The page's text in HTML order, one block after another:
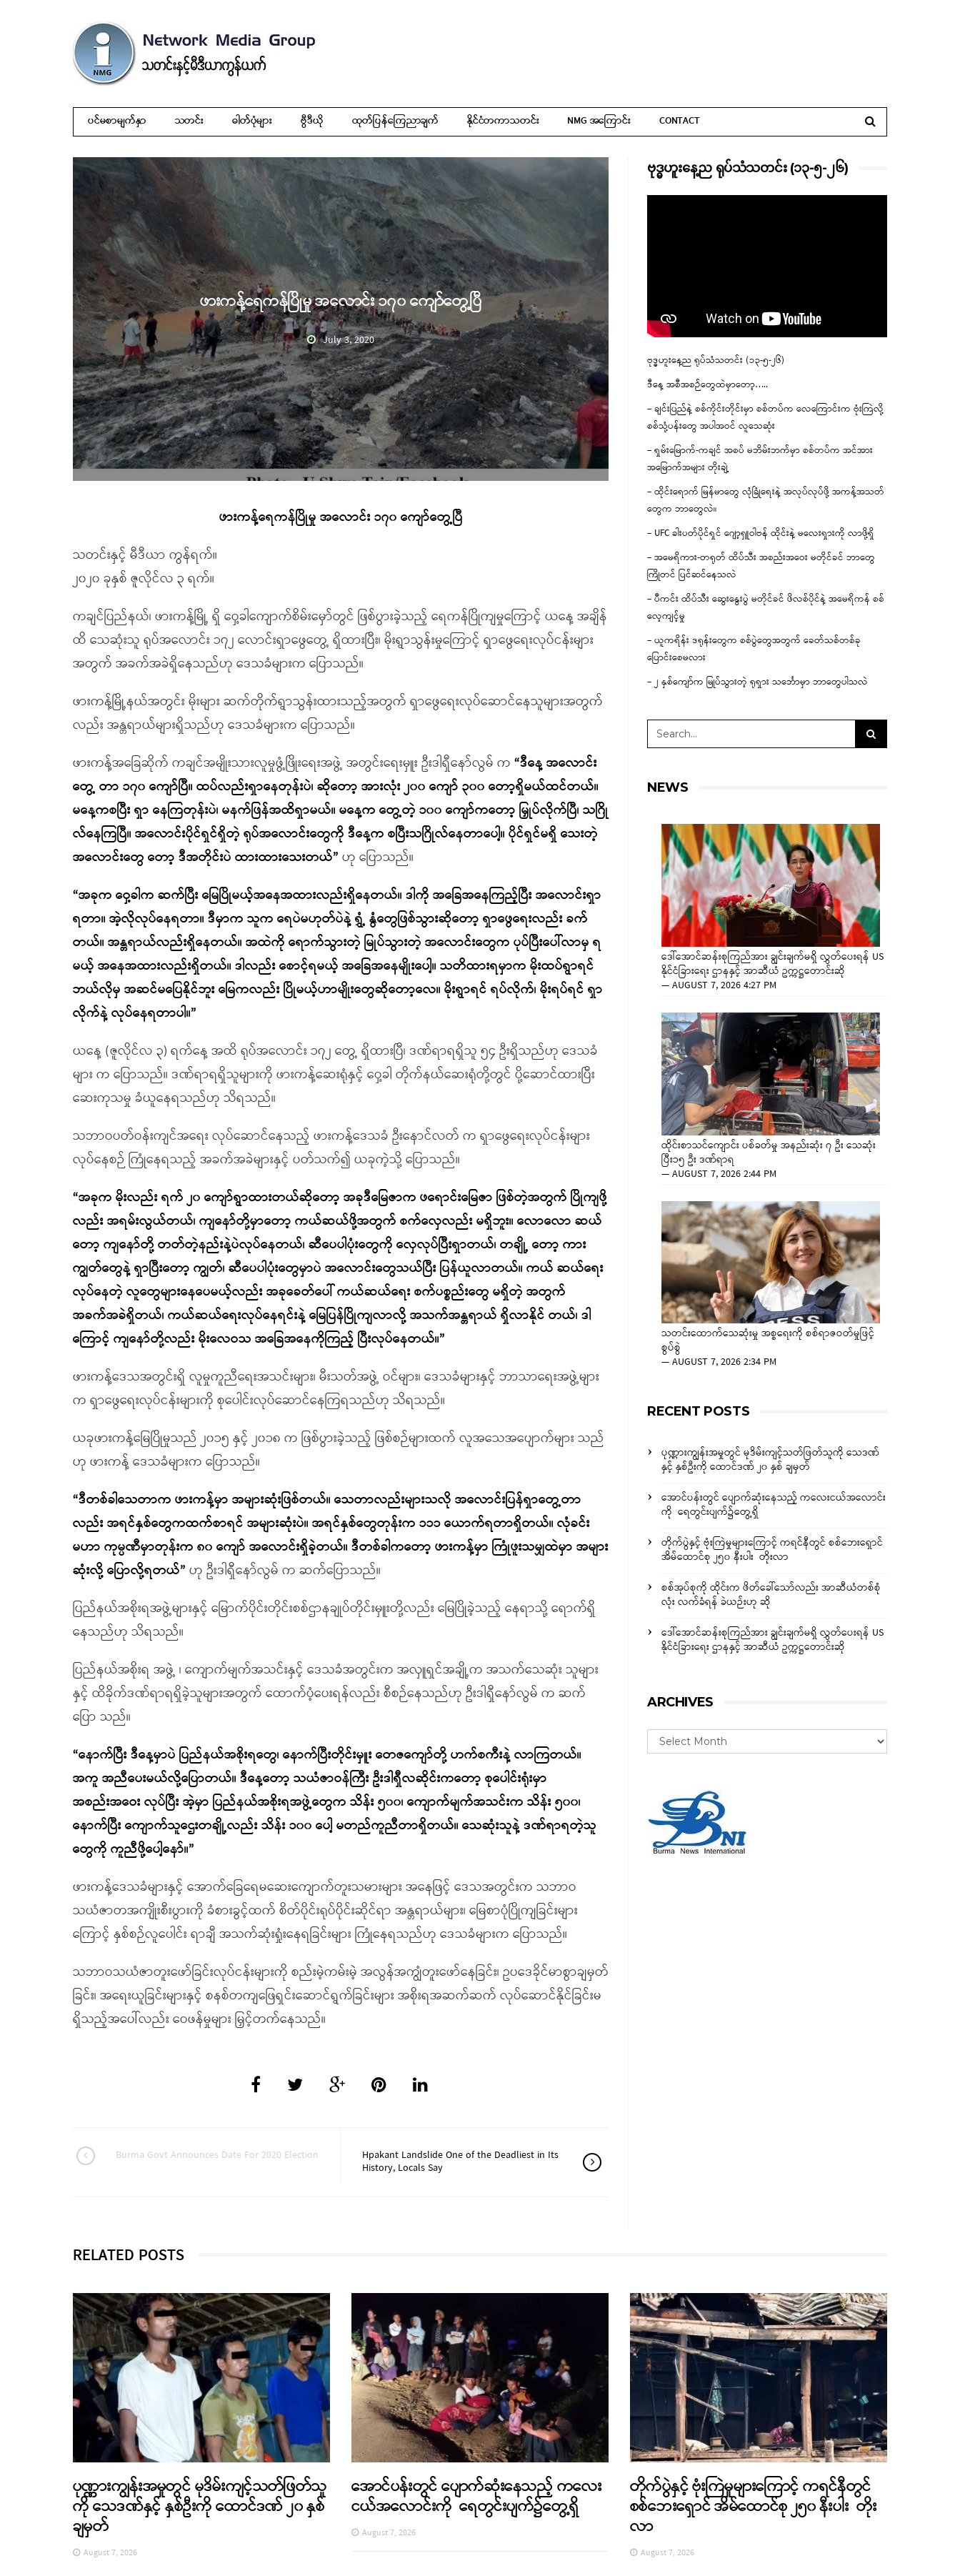
ပင်မစာမျက်နှာ သတင်း ဓါတ်ပုံများ ဗွီဒီယို ထုတ်ပြန်ကြေညာချက် နိုင်ငံတကာသတင်း NMG အကြောင်း CONTACT
ဖားကန့်ရေကန်ပြိုမှု အလောင်း ၁၇၀ ကျော်တွေ့ပြီ
July 3, 2020
ဖားကန့်ရေကန်ပြိုမှု အလောင်း ၁၇၀ ကျော်တွေ့ပြီ
သတင်းနှင့် မီဒီယာ ကွန်ရက်။
၂၀၂၀ ခုနှစ် ဇူလိုင်လ ၃ ရက်။
ကချင်ပြည်နယ်၊ ဖားကန့်မြို့ ရှိ ဝှေ့ခါကျောက်စိမ်းမှော်တွင် ဖြစ်ပွားခဲ့သည့် ရေကန်ပြိုကျမှုကြောင့် ယနေ့ အချိန်
ထိ သေဆုံးသူ ရုပ်အလောင်း ၁၇၂ လောင်းရှာဖွေတွေ့ ရှိထားပြီး၊ မိုးရွာသွန်းမှုကြောင့် ရှာဖွေရေးလုပ်ငန်းများ
အတွက် အခက်အခဲရှိနေသည်ဟု ဒေသခံများက ပြောသည်။
ဖားကန့်မြို့နယ်အတွင်း မိုးများ ဆက်တိုက်ရွာသွန်းထားသည့်အတွက် ရှာဖွေရေးလုပ်ဆောင်နေသူများအတွက်
လည်း အန္တရာယ်များရှိသည်ဟု ဒေသခံများက ပြောသည်။
ဖားကန့်အခြေဆိုက် ကချင်အမျိုးသားလူမှုဖွံ့ဖြိုးရေးအဖွဲ့ အတွင်းရေးမှူး ဦးဒါရှီနော်လွမ် က “ဒီနေ့ အလောင်း
တွေ့ တာ ၁၇၀ ကျော်ပြီ။ ထပ်လည်းရှာနေတုန်းပဲ၊ ဆိုတော့ အားလုံး ၂၀၀ ကျော် ၃၀၀ တော့ရှိမယ်ထင်တယ်။
မနေ့ကစပြီး ရှာ နေကြတုန်းပဲ၊ မနက်ဖြန်အထိရှာမယ်။ မနေ့က တွေ့တဲ့ ၁၀၀ ကျော်ကတော့ မြှုပ်လိုက်ပြီ၊ သဂြို
လ်နေကြပြီ။ အလောင်းပိုင်ရှင်ရှိတဲ့ ရုပ်အလောင်းတွေကို ဒီနေ့က စပြီးသဂြိုလ်နေတာပေါ့။ ပိုင်ရှင်မရှိ သေးတဲ့
အလောင်းတွေ တော့ ဒီအတိုင်းပဲ ထားထားသေးတယ်” ဟု ပြောသည်။
“အခုက ဝှေ့ခါက ဆက်ပြီး မြေပြိုမယ့်အနေအထားလည်းရှိနေတယ်။ ဒါကို အခြေအနေကြည့်ပြီး အလောင်းရှာ
ရတာ။ အဲ့လိုလုပ်နေရတာ။ ဒီမှာက သူက ရေပဲမဟုတ်ပဲနဲ့ ရွှံ့ နွံတွေဖြစ်သွားဆိုတော့ ရှာဖွေရေးလည်း ခက်
တယ်။ အန္တရာယ်လည်းရှိနေတယ်။ အထဲကို ရောက်သွားတဲ့ မြုပ်သွားတဲ့ အလောင်းတွေက ပုပ်ပြီးပေါ်လာမှ ရ
မယ့် အနေအထားလည်းရှိတယ်။ ဒါလည်း စောင့်ရမယ့် အခြေအနေမျိုးပေါ့။ သတိထားရမှာက မိုးထပ်ရွာရင်
ဘယ်လိုမှ အဆင်မပြေနိုင်ဘူး မြေကလည်း ပြိုမယ့်ဟာမျိုးတွေဆိုတော့လေ။ မိုးရွာရင် ရပ်လိုက်၊ မိုးရပ်ရင် ရှာ
လိုက်နဲ့ လုပ်နေရတာပါ။”
ယနေ့ (ဇူလိုင်လ ၃) ရက်နေ့ အထိ ရုပ်အလောင်း ၁၇၂ တွေ့ ရှိထားပြီ၊ ဒဏ်ရာရရှိသူ ၅၄ ဦးရှိသည်ဟု ဒေသခံ
များ က ပြောသည်။ ဒဏ်ရာရရှိသူများကို ဖားကန့်ဆေးရုံနှင့် ဝှေ့ခါ တိုက်နယ်ဆေးရုံတို့တွင် ပို့ဆောင်ထားပြီး
ဆေးကုသမှု ခံယူနေရသည်ဟု သိရသည်။
သဘာဝပတ်ဝန်းကျင်အရေး လုပ်ဆောင်နေသည့် ဖားကန့်ဒေသခံ ဦးနောင်လတ် က ရှာဖွေရေးလုပ်ငန်းများ
လုပ်နေစဉ် ကြုံနေရသည့် အခက်အခဲများနှင့် ပတ်သက်၍ ယခုကဲ့သို့ ပြောသည်။
“အခုက မိုးလည်း ရက် ၂၀ ကျော်ရွာထားတယ်ဆိုတော့ အခုဒီမြေဇာက ဖရောင်းမြေဇာ ဖြစ်တဲ့အတွက် ပြိုကျဖို့
လည်း အရမ်းလွယ်တယ်၊ ကျနော်တို့မှာတော့ ကယ်ဆယ်ဖို့အတွက် စက်လှေလည်း မရှိဘူး။ လောလော ဆယ်
တော့ ကျနော်တို့ တတ်တဲ့နည်းနဲ့ပဲလုပ်နေတယ်၊ ဆီပေပါပုံးတွေကို လှေလုပ်ပြီးရှာတယ်၊ တချို့ တော့ ကား
ကျွတ်တွေနဲ့ ရှာပြီးတော့ ကျွတ်၊ ဆီပေပါပုံးတွေမှာပဲ အလောင်းတွေသယ်ပြီး ပြန်ယူလာတယ်။ ကယ် ဆယ်ရေး
လုပ်နေတဲ့ လူတွေများနေပေမယ့်လည်း အခုခေတ်ပေါ် ကယ်ဆယ်ရေး စက်ပစ္စည်းတွေ မရှိတဲ့ အတွက်
အခက်အခဲရှိတယ်၊ ကယ်ဆယ်ရေးလုပ်နေရင်းနဲ့ မြေပြန်ပြိုကျလာလို့ အသက်အန္တရာယ် ရှိလာနိုင် တယ်၊ ဒါ
ကြောင့် ကျနော်တို့လည်း မိုးလေဝသ အခြေအနေကိုကြည့် ပြီးလုပ်နေတယ်။”
ဖားကန့်ဒေသအတွင်းရှိ လူမှုကူညီရေးအသင်းများ၊ မီးသတ်အဖွဲ့ ဝင်များ၊ ဒေသခံများနှင့် ဘာသာရေးအဖွဲ့များ
က ရှာဖွေရေးလုပ်ငန်းများကို စုပေါင်းလုပ်ဆောင်နေကြရသည်ဟု သိရသည်။
ယခုဖားကန့်မြေပြိုမှုသည် ၂၀၁၅ နှင့် ၂၀၁၈ က ဖြစ်ပွားခဲ့သည့် ဖြစ်စဉ်များထက် လူအသေအပျောက်များ သည်
ဟု ဖားကန့် ဒေသခံများက ပြောသည်။
“ဒီတစ်ခါသေတာက ဖားကန့်မှာ အများဆုံးဖြစ်တယ်။ သေတာလည်းများသလို အလောင်းပြန်ရှာတွေ့တာ
လည်း အရင်နှစ်တွေကထက်စာရင် အများဆုံးပဲ။ အရင်နှစ်တွေတုန်းက ၁၁၁ ယောက်ရတာရှိတယ်။ လုံခင်း
မဟာ ကုမ္ပဏီမှာတုန်းက ၈၀ ကျော် အလောင်းရှိခဲ့တယ်။ ဒီတစ်ခါကတော့ ဖားကန့်မှာ ကြုံဖူးသမျှထဲမှာ အများ
ဆုံးလို့ ပြောလို့ရတယ်” ဟု ဦးဒါရှီနော်လွမ် က ဆက်ပြောသည်။
ပြည်နယ်အစိုးရအဖွဲ့များနှင့် မြောက်ပိုင်းတိုင်းစစ်ဌာနချုပ်တိုင်းမှူးတို့လည်း မြေပြိုခဲ့သည့် နေရာသို့ ရောက်ရှိ
နေသည်ဟု သိရသည်။
ပြည်နယ်အစိုးရ အဖွဲ့ ၊ ကျောက်မျက်အသင်းနှင့် ဒေသခံအတွင်းက အလှူရှင်အချို့က အသက်သေဆုံး သူများ
နှင့် ထိခိုက်ဒဏ်ရာရရှိခဲ့သူများအတွက် ထောက်ပံ့ပေးရန်လည်း စီစဉ်နေသည်ဟု ဦးဒါရှီနော်လွမ် က ဆက်
ပြော သည်။
“နောက်ပြီး ဒီနေ့မှာပဲ ပြည်နယ်အစိုးရတွေ၊ နောက်ပြီးတိုင်းမှူး တေဇကျော်တို့ ဟက်စကီးနဲ့ လာကြတယ်။
အကူ အညီပေးမယ်လို့ပြောတယ်။ ဒီနေ့တော့ သယံဇာဝန်ကြီး ဦးဒါရှီလဆိုင်းကတော့ စုပေါင်းရုံးမှာ
အစည်းအဝေး လုပ်ပြီး အဲ့မှာ ပြည်နယ်အစိုးရအဖွဲ့တွေက သိန်း ၅၀၀၊ ကျောက်မျက်အသင်းက သိန်း ၅၀၀၊
နောက်ပြီး ကျောက်သူဌေးတချို့လည်း သိန်း ၁၀၀ ပေါ့ မတည်ကူညီတာရှိတယ်။ သေဆုံးသူနဲ့ ဒဏ်ရာရတဲ့သူ
တွေကို ကူညီဖို့ပေါ့နော်။”
ဖားကန့်ဒေသခံများနှင့် အောက်ခြေရေမဆေးကျောက်တူးသမားများ အနေဖြင့် ဒေသအတွင်းက သဘာဝ
သယံဇာတအကျိုးစီးပွားကို ခံစားခွင့်ထက် စိတ်ပိုင်းရုပ်ပိုင်းဆိုင်ရာ အန္တရာယ်များ၊ မြေစာပုံပြိုကျခြင်းများ
ကြောင့် နှစ်စဉ်လူပေါင်း ရာချီ အသက်ဆုံးရှုံးနေရခြင်းများ ကြုံနေရသည်ဟု ဒေသခံများက ပြောသည်။
သဘာဝသယံဇာတူးဖော်ခြင်းလုပ်ငန်းများကို စည်းမဲ့ကမ်းမဲ့ အလွန်အကျွံတူးဖော်နေခြင်း၊ ဥပဒေခိုင်မာစွာချမှတ်
ခြင်း၊ အရေးယူခြင်းများနှင့် စနစ်တကျဖြေရှင်းဆောင်ရွက်ခြင်းများ အစိုးရအဆက်ဆက် လုပ်ဆောင်နိုင်ခြင်းမ
ရှိသည့်အပေါ်လည်း ဝေဖန်မှုများ မြှင့်တက်နေသည်။
Burma Govt Announces Date For 2020 Election Hpakant Landslide One of the Deadliest in Its
History, Locals Say
ဗုဒ္ဓဟူးနေ့ည ရုပ်သံသတင်း (၁၃-၅-၂၆)
ဗုဒ္ဓဟူးနေ့ည ရုပ်သံသတင်း (၁၃-၅-၂၆)
ဒီနေ့ အစီအစဉ်တွေထဲမှာတော့…..
– ချင်းပြည်နဲ့ စစ်ကိုင်းတိုင်းမှာ စစ်တပ်က လေကြောင်းက ဗုံးကြဲလို့
စစ်သုံ့ပန်းတွေ အပါအဝင် လူသေဆုံး
– ရှမ်းမြောက်-ကချင် အစပ် မဘိမ်းဘက်မှာ စစ်တပ်က အင်အား
အမြောက်အများ တိုးချဲ့
– ထိုင်းရောက် မြန်မာတွေ လုံခြုံရေးနဲ့ အလုပ်လုပ်ဖို့ အကန့်အသတ်
တွေက ဘာတွေလဲ။
– UFC ခါးပတ်ပိုင်ရှင် ဂျော့ရှူဝါဗန် ထိုင်းနဲ့ မလေးရှားကို လာဖို့ရှိ
– အမေရိကား-တရုတ် ထိပ်သီး အစည်းအဝေး မတိုင်ခင် ဘာတွေ
ကြိုတင် ပြင်ဆင်နေသလဲ
– ပီကင်း ထိပ်သီး ဆွေးနွေးပွဲ မတိုင်ခင် ဖိလစ်ပိုင်နဲ့ အမေရိကန် စစ်
လေ့ကျင့်မှု
– ယူကရိန်း ဒရုန်းတွေက စစ်ပွဲတွေအတွက် ခေတ်သစ်တစ်ခု
ပြောင်းစေမလား
– ၂ နှစ်ကျော်က မြုပ်သွားတဲ့ ရုရှား သင်္ဘောမှာ ဘာတွေပါသလဲ
NEWS
ဒေါ်အောင်ဆန်းစုကြည်အား ချွင်းချက်မရှိ လွှတ်ပေးရန် US
နိုင်ငံခြားရေး ဌာနနှင့် အာဆီယံ ဥက္ကဋ္ဌတောင်းဆို
—AUGUST 7, 2026 4:27 PM
ထိုင်းစာသင်ကျောင်း ပစ်ခတ်မှု အနည်းဆုံး ၇ ဦး သေဆုံး
ပြီး၁၅ ဦး ဒဏ်ရာရ
—AUGUST 7, 2026 2:44 PM
သတင်းထောက်သေဆုံးမှု အစ္စရေးကို စစ်ရာဇဝတ်မှုဖြင့်
စွပ်စွဲ
—AUGUST 7, 2026 2:34 PM
RECENT POSTS
ပုဏ္ဏားကျွန်းအမှုတွင် မုဒိမ်းကျင့်သတ်ဖြတ်သူကို သေဒဏ်
နှင့် နှစ်ဦးကို ထောင်ဒဏ် ၂၀ နှစ် ချမှတ်
အောင်ပန်းတွင် ပျောက်ဆုံးနေသည့် ကလေးငယ်အလောင်း
ကို ရေတွင်းပျက်၌တွေ့ရှိ
တိုက်ပွဲနှင့် ဗုံးကြဲမှုများကြောင့် ကရင်နီတွင် စစ်ဘေးရှောင်
အိမ်ထောင်စု ၂၅၀ နီးပါး တိုးလာ
စစ်အုပ်စုကို ထိုင်းက ဖိတ်ခေါ်သော်လည်း အာဆီယံတစ်စုံ
လုံး လက်ခံရန် ခဲယဉ်းဟု ဆို
ဒေါ်အောင်ဆန်းစုကြည်အား ချွင်းချက်မရှိ လွှတ်ပေးရန် US
နိုင်ငံခြားရေး ဌာနနှင့် အာဆီယံ ဥက္ကဋ္ဌတောင်းဆို
ARCHIVES
RELATED POSTS
ပုဏ္ဏားကျွန်းအမှုတွင် မုဒိမ်းကျင့်သတ်ဖြတ်သူ
ကို သေဒဏ်နှင့် နှစ်ဦးကို ထောင်ဒဏ် ၂၀ နှစ်
ချမှတ်
August 7, 2026
အောင်ပန်းတွင် ပျောက်ဆုံးနေသည့် ကလေး
ငယ်အလောင်းကို ရေတွင်းပျက်၌တွေ့ရှိ
August 7, 2026
တိုက်ပွဲနှင့် ဗုံးကြဲမှုများကြောင့် ကရင်နီတွင်
စစ်ဘေးရှောင် အိမ်ထောင်စု ၂၅၀ နီးပါး တိုး
လာ
August 7, 2026